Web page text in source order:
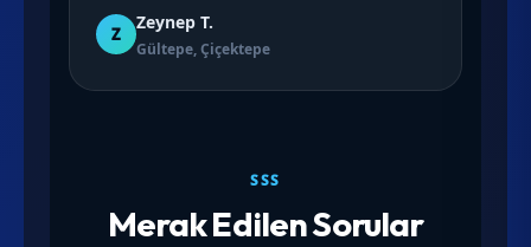
Z
Zeynep T.
Gültepe, Çiçektepe
SSS
Merak Edilen Sorular